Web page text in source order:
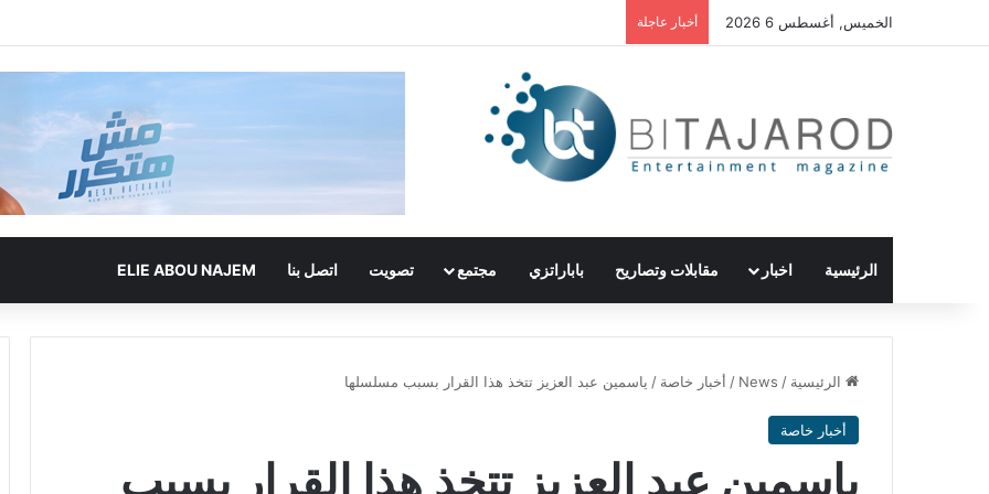
الخميس, أغسطس 6 2026 أخبار عاجلة
الرئيسية اخبار مقابلات وتصاريح باباراتزي مجتمع تصويت اتصل بنا ELIE ABOU NAJEM
الرئيسية /
News
/ أخبار خاصة / ياسمين عبد العزيز تتخذ هذا القرار بسبب مسلسلها
أخبار خاصة
ياسمين عبد العزيز تتخذ هذا القرار بسبب